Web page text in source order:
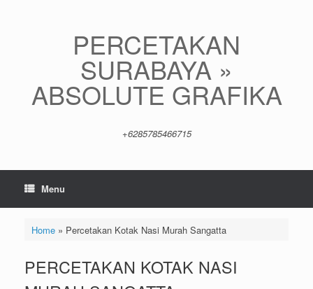
PERCETAKAN
SURABAYA »
ABSOLUTE GRAFIKA
+6285785466715
Menu
Home» Percetakan Kotak Nasi Murah Sangatta
PERCETAKAN KOTAK NASI